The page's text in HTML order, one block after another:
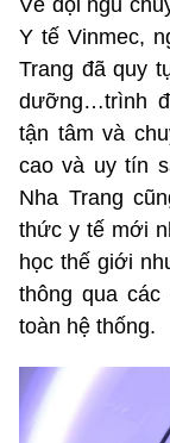
Về đội ngũ
Y tế Vinmec,
Trang đã quy
dưỡng…trình
tận tâm và
cao và uy tín
Nha Trang
thức y tế mới
học thế giới
thông qua
toàn hệ thống.